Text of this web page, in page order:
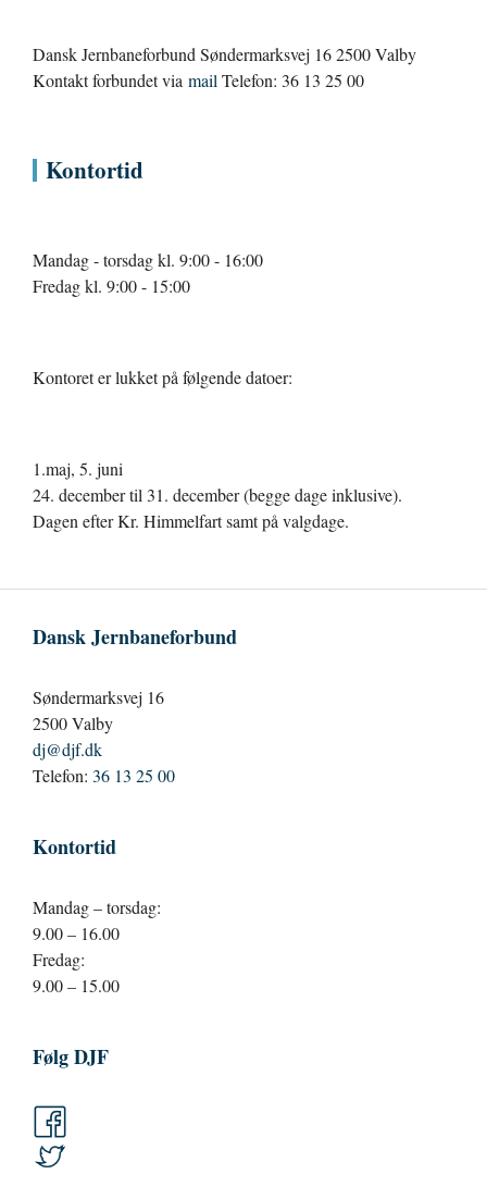
Dansk Jernbaneforbund Søndermarksvej 16 2500 Valby
Kontakt forbundet via mail Telefon: 36 13 25 00
Kontortid
Mandag - torsdag kl. 9:00 - 16:00
Fredag kl. 9:00 - 15:00
Kontoret er lukket på følgende datoer:
1.maj, 5. juni
24. december til 31. december (begge dage inklusive).
Dagen efter Kr. Himmelfart samt på valgdage.
Dansk Jernbaneforbund
Søndermarksvej 16
2500 Valby
dj@djf.dk
Telefon: 36 13 25 00
Kontortid
Mandag – torsdag:
9.00 – 16.00
Fredag:
9.00 – 15.00
Følg DJF